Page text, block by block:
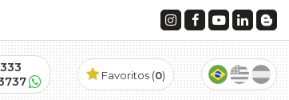
Favoritos (0)